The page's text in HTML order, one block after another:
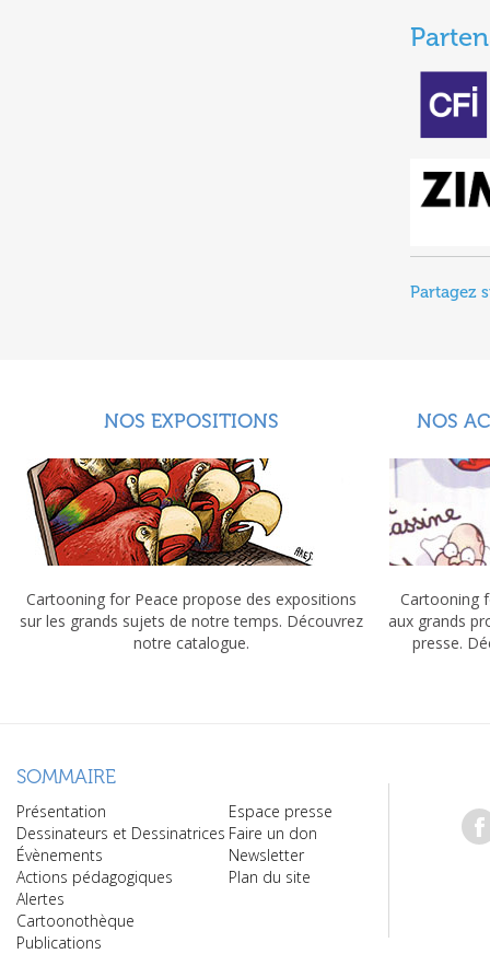
Partagez
NOS EXPOSITIONS
Cartooning for Peace propose des expositions
sur les grands sujets de notre temps. Découvrez
notre catalogue.
NOS
Cartooning
aux grands
presse.
SOMMAIRE
Présentation
Dessinateurs et Dessinatrices
Évènements
Actions pédagogiques
Alertes
Cartoonothèque
Publications
Espace presse
Faire un don
Newsletter
Plan du site